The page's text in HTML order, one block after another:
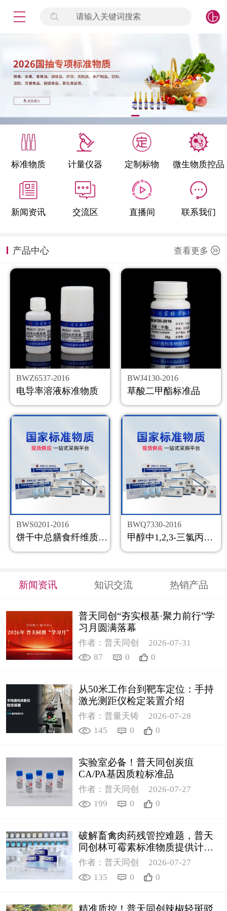
请输入关键词搜索
标准物质 计量仪器 定制标物 微生物质控品
新闻资讯 交流区 直播间 联系我们
产品中心 查看更多
BWZ6537-2016
电导率溶液标准物质
BWJ4130-2016
草酸二甲酯标准品
BWS0201-2016
饼干中总膳食纤维质控样品
BWQ7330-2016
甲醇中1,2,3-三氯丙烷溶液标准物质
新闻资讯 知识交流 热销产品
普天同创“夯实根基·聚力前行”学
习月圆满落幕
作者：普天同创
2026-07-31
87
0 0
从50米工作台到靶车定位：手持
激光测距仪检定装置介绍
作者：普量天铸
2026-07-28
145
0 0
实验室必备！普天同创炭疽
CA/PA基因质粒标准品
作者：普天同创
2026-07-27
199
0 0
破解畜禽肉药残管控难题，普天
同创林可霉素标准物质提供计量
支撑
作者：普天同创
2026-07-27
135
0 0
标准物质
产品专项
微生物检测/质控品
定制标物
定制仪器
新闻资讯
公司主页
购物车
会员中心
联系我们
返回主页